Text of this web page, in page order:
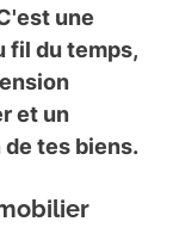
ui
ts
n
une
fil du temps,
et un
tes biens.